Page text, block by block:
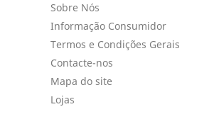
Sobre Nós
Informação Consumidor
Termos e Condições Gerais
Contacte-nos
Mapa do site
Lojas